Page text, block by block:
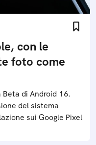
con le
foto come
di Android 16.
del sistema
sui Google Pixel